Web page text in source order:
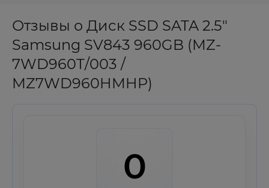
Отзывы о Диск SSD SATA 2.5"
Samsung SV843 960GB (MZ-
7WD960T/003 /
MZ7WD960HMHP)
0